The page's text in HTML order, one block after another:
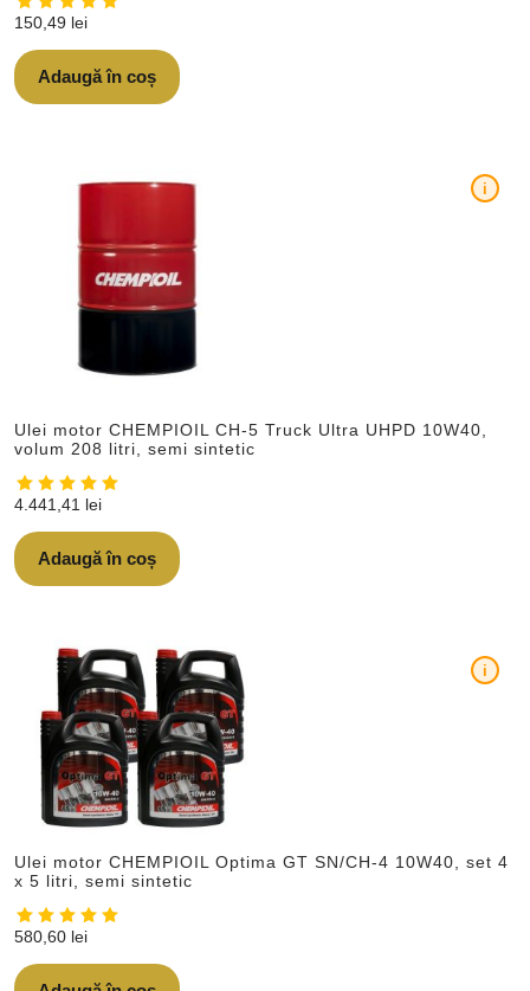
150,49 lei
Adaugă în coș
Ulei motor CHEMPIOIL CH-5 Truck Ultra UHPD 10W40,
volum 208 litri, semi sintetic
i
4.441,41 lei
Adaugă în coș
Ulei motor CHEMPIOIL Optima GT SN/CH-4 10W40, set 4
x 5 litri, semi sintetic
i
580,60 lei